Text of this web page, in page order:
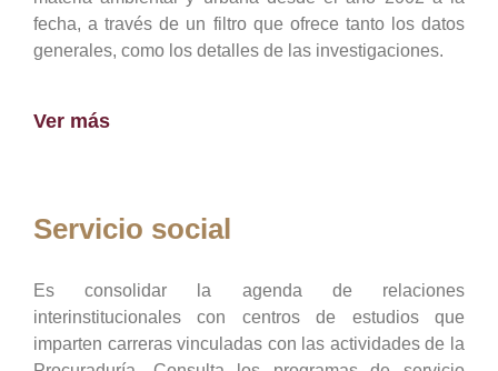
fecha, a través de un filtro que ofrece tanto los datos
generales, como los detalles de las investigaciones.
Ver más
Servicio social
Es consolidar la agenda de relaciones
interinstitucionales con centros de estudios que
imparten carreras vinculadas con las actividades de la